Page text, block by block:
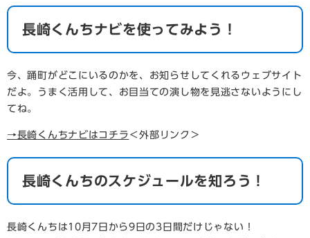
長崎くんちナビを使ってみよう！
今、踊町がどこにいるのかを、お知らせしてくれるウェブサイト
だよ。うまく活用して、お目当ての演し物を見逃さないようにし
てね。
→長崎くんちナビはコチラ ＜外部リンク＞
長崎くんちのスケジュールを知ろう！
長崎くんちは10月7日から9日の3日間だけじゃない！